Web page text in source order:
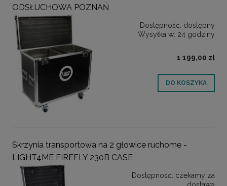
ODSŁUCHOWA POZNAŃ
Dostępność: dostępny
Wysyłka w: 24 godziny
1 199,00 zł
DO KOSZYKA
Skrzynia transportowa na 2 głowice ruchome -
LIGHT4ME FIREFLY 230B CASE
Dostępność: czekamy za